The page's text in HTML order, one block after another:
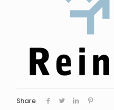
Share